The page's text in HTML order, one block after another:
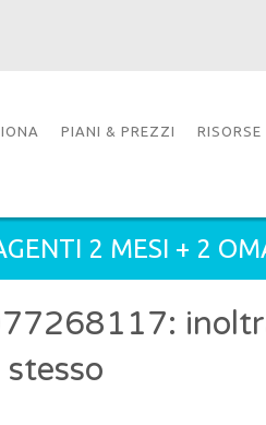
PIANI & PREZZI RISORSE
2 MESI + 2